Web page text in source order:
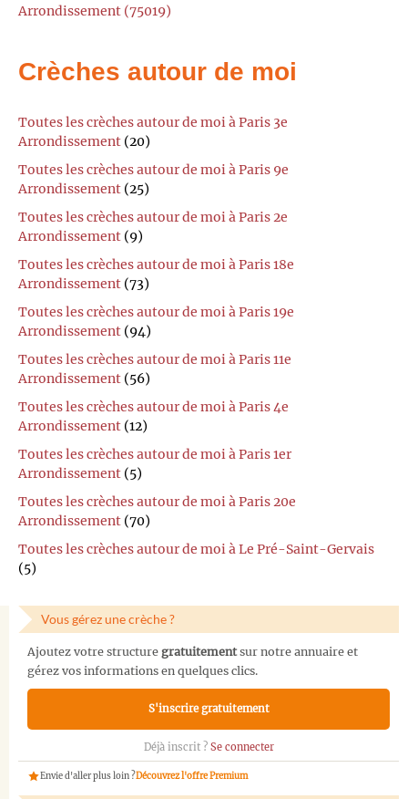
Arrondissement (75019)
Crèches autour de moi
Toutes les crèches autour de moi à Paris 3e
Arrondissement (20)
Toutes les crèches autour de moi à Paris 9e
Arrondissement (25)
Toutes les crèches autour de moi à Paris 2e
Arrondissement (9)
Toutes les crèches autour de moi à Paris 18e
Arrondissement (73)
Toutes les crèches autour de moi à Paris 19e
Arrondissement (94)
Toutes les crèches autour de moi à Paris 11e
Arrondissement (56)
Toutes les crèches autour de moi à Paris 4e
Arrondissement (12)
Toutes les crèches autour de moi à Paris 1er
Arrondissement (5)
Toutes les crèches autour de moi à Paris 20e
Arrondissement (70)
Toutes les crèches autour de moi à Le Pré-Saint-Gervais
(5)
Vous gérez une crèche ?
Ajoutez votre structure gratuitementsur notre annuaire et
gérez vos informations en quelques clics.
S'inscrire gratuitement
Déjà inscrit ? Se connecter
Envie d'aller plus loin ?Découvrez l'offre Premium